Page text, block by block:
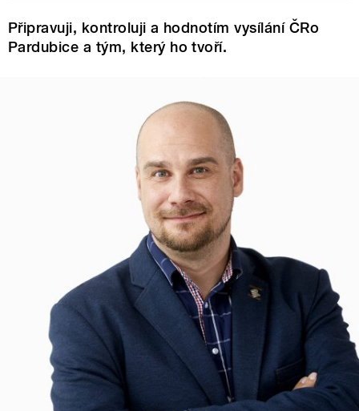
Připravuji, kontroluji a hodnotím vysílání ČRo
Pardubice a tým, který ho tvoří.